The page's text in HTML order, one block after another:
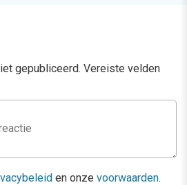
gepubliceerd. Vereiste velden
en onze voorwaarden.